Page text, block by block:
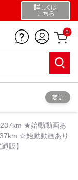
詳しくは
こちら
0
変更
★始動動画あ
☆始動動画あり
販】